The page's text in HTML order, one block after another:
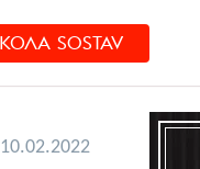
SOSTAV
10.02.2022